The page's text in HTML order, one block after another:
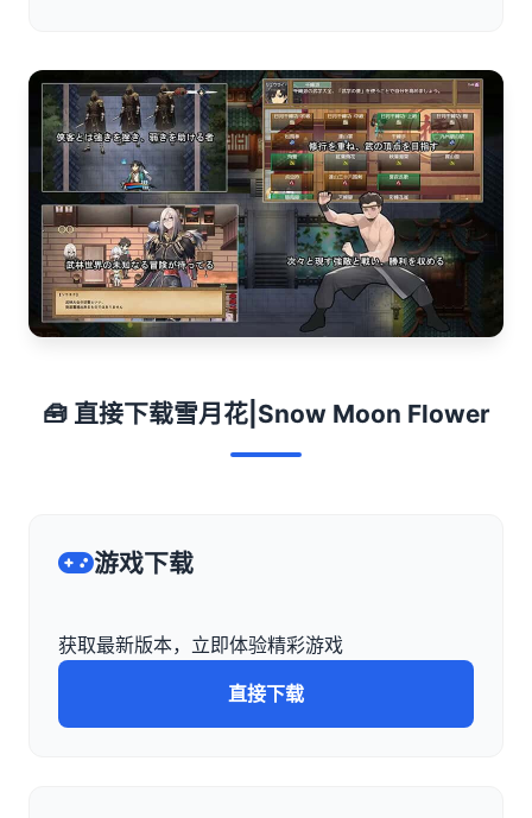
🧰 直接下载雪月花|Snow Moon Flower
游戏下载
获取最新版本，立即体验精彩游戏
直接下载